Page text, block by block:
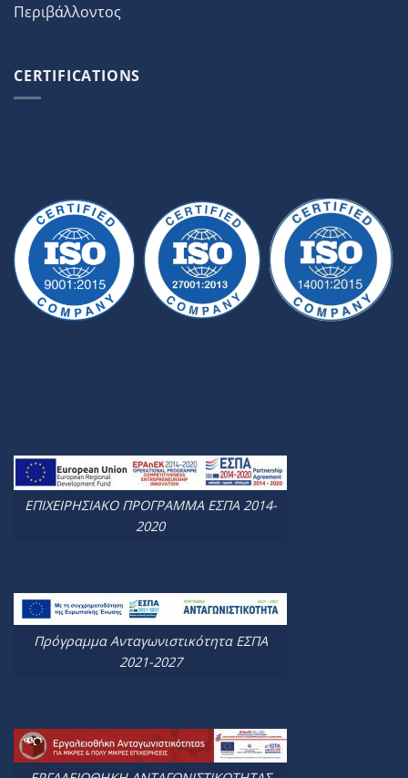
Περιβάλλοντος
CERTIFICATIONS
ΕΠΙΧΕΙΡΗΣΙΑΚΟ ΠΡΟΓΡΑΜΜΑ ΕΣΠΑ 2014-
2020
Πρόγραμμα Ανταγωνιστικότητα ΕΣΠΑ
2021-2027